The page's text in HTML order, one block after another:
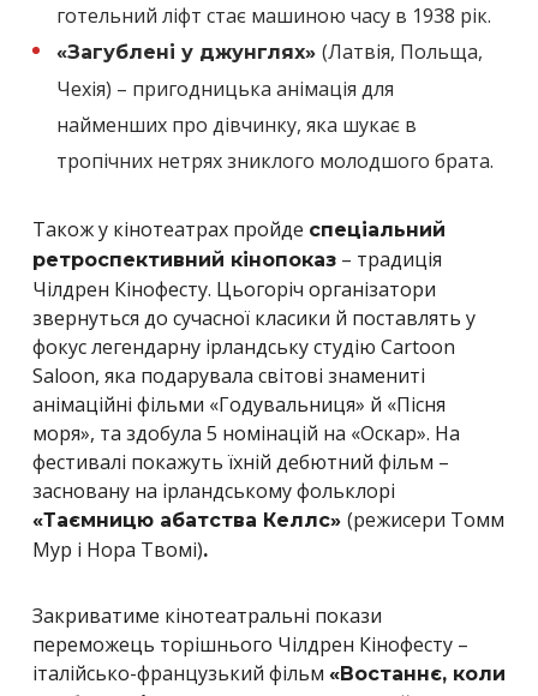
готельний ліфт стає машиною часу в 1938 рік.
«Загублені у джунглях» (Латвія, Польща,
Чехія) – пригодницька анімація для
найменших про дівчинку, яка шукає в
тропічних нетрях зниклого молодшого брата.
Також у кінотеатрах пройде спеціальний
ретроспективний кінопоказ – традиція
Чілдрен Кінофесту. Цьогоріч організатори
звернуться до сучасної класики й поставлять у
фокус легендарну ірландську студію Cartoon
Saloon, яка подарувала світові знамениті
анімаційні фільми «Годувальниця» й «Пісня
моря», та здобула 5 номінацій на «Оскар». На
фестивалі покажуть їхній дебютний фільм –
засновану на ірландському фольклорі
«Таємницю абатства Келлс» (режисери Томм
Мур і Нора Твомі).
Закриватиме кінотеатральні покази
переможець торішнього Чілдрен Кінофесту –
італійсько-французький фільм «Востаннє, коли